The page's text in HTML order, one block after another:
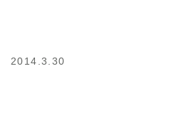
2014.3.30